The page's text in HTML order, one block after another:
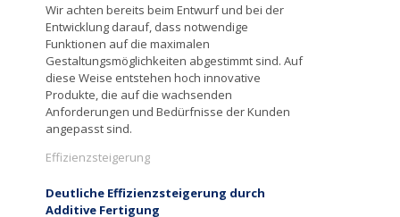
Wir achten bereits beim Entwurf und bei der
Entwicklung darauf, dass notwendige
Funktionen auf die maximalen
Gestaltungsmöglichkeiten abgestimmt sind. Auf
diese Weise entstehen hoch innovative
Produkte, die auf die wachsenden
Anforderungen und Bedürfnisse der Kunden
angepasst sind.
Effizienzsteigerung
Deutliche Effizienzsteigerung durch
Additive Fertigung